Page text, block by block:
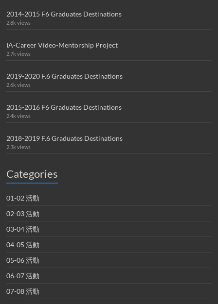
2014-2015 F6 Graduates Destinations
2.8k views
IA-Career Video-Mentorship Project
2.7k views
2019-2020 F.6 Graduates Destinations
2.6k views
2015-2016 F6 Graduates Destinations
2.4k views
2018-2019 F.6 Graduates Destinations
2.3k views
Categories
01-02 活動
02-03 活動
03-04 活動
04-05 活動
05-06 活動
06-07 活動
07-08 活動